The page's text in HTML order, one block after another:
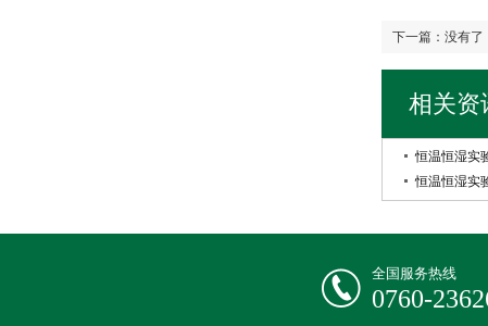
下一篇：没有了
相关资
恒温恒湿实
恒温恒湿实
全国服务热线
0760-